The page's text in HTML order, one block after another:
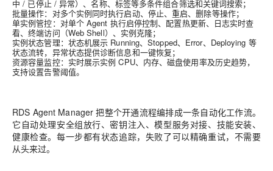
中 / 已停止 / 异常）、名称、标签等多条件组合筛选和关键词搜索；
批量操作：对多个实例同时执行启动、停止、重启、删除等操作；
单实例管控：对单个 Agent 执行启停控制、配置热更新、日志实时查
看、终端访问（Web Shell）、实例克隆；
实例状态管理：状态机展示 Running、Stopped、Error、Deploying 等
状态流转，异常状态提供诊断信息和一键恢复；
资源容量监控：实时展示实例 CPU、内存、磁盘使用率及历史趋势，
支持设置告警阈值。
RDS Agent Manager 把整个开通流程编排成一条自动化工作流。
它自动处理安全组放行、密钥注入、模型服务对接、技能安装、
健康检查。每一步都有状态追踪，失败了可以精确重试，不需要
从头来过。